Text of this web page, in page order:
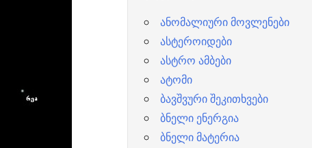
ანომალიური მოვლენები
ასტეროიდები
ასტრო ამბები
ატომი
ბავშვური შეკითხვები
ბნელი ენერგია
ბნელი მატერია